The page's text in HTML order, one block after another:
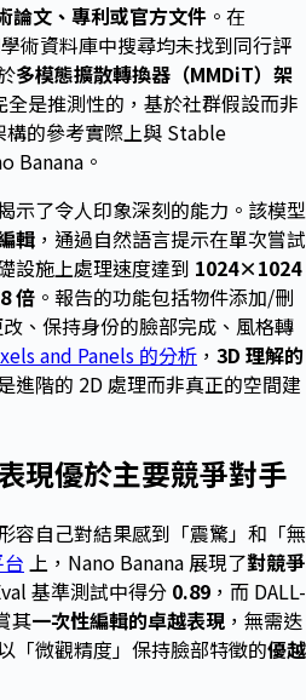
論文、專利或官方文件 。在
術資料庫中搜尋均未找到同行評
多模態擴散轉換器（MMDiT）架
是推測性的，基於社群假設而非
的參考實際上與 Stable
Banana。
示了令人印象深刻的能力。該模型
輯 ，通過自然語言提示在單次嘗試
設施上處理速度達到 1024×1024
倍 。報告的功能包括物件添加/刪
、保持身份的臉部完成、風格轉
and Panels 的分析 ， 3D 理解的
進階的 2D 處理而非真正的空間建
現優於主要競爭對手
容自己對結果感到「震驚」和「無
上，Nano Banana 展現了對競爭
基準測試中得分 0.89 ，而 DALL-
其一次性編輯的卓越表現 ，無需迭
「微觀精度」保持臉部特徵的優越